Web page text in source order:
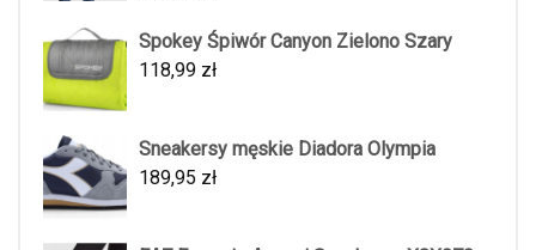
Spokey Śpiwór Canyon Zielono Szary
118,99 zł
Sneakersy męskie Diadora Olympia
189,95 zł